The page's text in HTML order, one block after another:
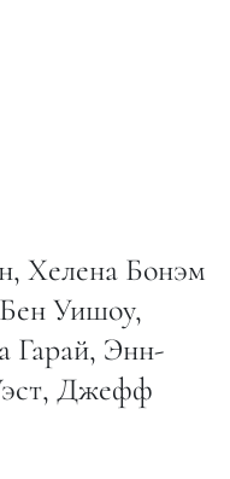
Хелена Бонэм
Уишоу,
Гарай, Энн-
Джефф